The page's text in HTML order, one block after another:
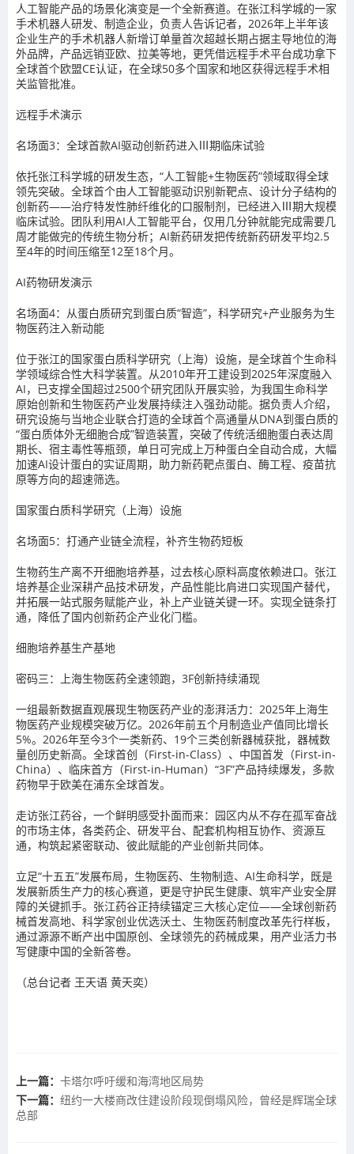
人工智能产品的场景化演变是一个全新赛道。在张江科学城的一家
手术机器人研发、制造企业，负责人告诉记者，2026年上半年该
企业生产的手术机器人新增订单量首次超越长期占据主导地位的海
外品牌，产品远销亚欧、拉美等地，更凭借远程手术平台成功拿下
全球首个欧盟CE认证，在全球50多个国家和地区获得远程手术相
关监管批准。
远程手术演示
名场面3：全球首款AI驱动创新药进入Ⅲ期临床试验
依托张江科学城的研发生态，“人工智能+生物医药”领域取得全球
领先突破。全球首个由人工智能驱动识别新靶点、设计分子结构的
创新药——治疗特发性肺纤维化的口服制剂，已经进入Ⅲ期大规模
临床试验。团队利用AI人工智能平台，仅用几分钟就能完成需要几
周才能做完的传统生物分析；AI新药研发把传统新药研发平均2.5
至4年的时间压缩至12至18个月。
AI药物研发演示
名场面4：从蛋白质研究到蛋白质“智造”，科学研究+产业服务为生
物医药注入新动能
位于张江的国家蛋白质科学研究（上海）设施，是全球首个生命科
学领域综合性大科学装置。从2010年开工建设到2025年深度融入
AI，已支撑全国超过2500个研究团队开展实验，为我国生命科学
原始创新和生物医药产业发展持续注入强劲动能。据负责人介绍，
研究设施与当地企业联合打造的全球首个高通量从DNA到蛋白质的
“蛋白质体外无细胞合成”智造装置，突破了传统活细胞蛋白表达周
期长、宿主毒性等瓶颈，单日可完成上万种蛋白全自动合成，大幅
加速AI设计蛋白的实证周期，助力新药靶点蛋白、酶工程、疫苗抗
原等方向的超速筛选。
国家蛋白质科学研究（上海）设施
名场面5：打通产业链全流程，补齐生物药短板
生物药生产离不开细胞培养基，过去核心原料高度依赖进口。张江
培养基企业深耕产品技术研发，产品性能比肩进口实现国产替代，
并拓展一站式服务赋能产业，补上产业链关键一环。实现全链条打
通，降低了国内创新药企产业化门槛。
细胞培养基生产基地
密码三：上海生物医药全速领跑，3F创新持续涌现
一组最新数据直观展现生物医药产业的澎湃活力：2025年上海生
物医药产业规模突破万亿。2026年前五个月制造业产值同比增长
5%。2026年至今3个一类新药、19个三类创新器械获批，器械数
量创历史新高。全球首创（First-in-Class）、中国首发（First-in-
China）、临床首方（First-in-Human）“3F”产品持续爆发，多款
药物早于欧美在浦东全球首发。
走访张江药谷，一个鲜明感受扑面而来：园区内从不存在孤军奋战
的市场主体，各类药企、研发平台、配套机构相互协作、资源互
通，构筑起紧密联动、彼此赋能的产业创新共同体。
立足“十五五”发展布局，生物医药、生物制造、AI生命科学，既是
发展新质生产力的核心赛道，更是守护民生健康、筑牢产业安全屏
障的关键抓手。张江药谷正持续锚定三大核心定位——全球创新药
械首发高地、科学家创业优选沃土、生物医药制度改革先行样板，
通过源源不断产出中国原创、全球领先的药械成果，用产业活力书
写健康中国的全新答卷。
（总台记者 王天语 黄天奕）
上一篇： 卡塔尔呼吁缓和海湾地区局势
下一篇： 纽约一大楼商改住建设阶段现倒塌风险，曾经是辉瑞全球
总部